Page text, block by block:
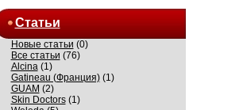
Статьи
Новые статьи (0)
Все статьи (76)
Alcina(1)
Gatineau (Франция)(1)
GUAM (2)
Skin Doctors(1)